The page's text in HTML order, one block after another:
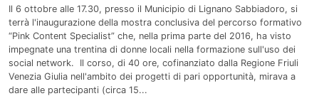
Il 6 ottobre alle 17.30, presso il Municipio di Lignano Sabbiadoro, si
terrà l'inaugurazione della mostra conclusiva del percorso formativo
“Pink Content Specialist” che, nella prima parte del 2016, ha visto
impegnate una trentina di donne locali nella formazione sull'uso dei
social network. Il corso, di 40 ore, cofinanziato dalla Regione Friuli
Venezia Giulia nell'ambito dei progetti di pari opportunità, mirava a
dare alle partecipanti (circa 15...